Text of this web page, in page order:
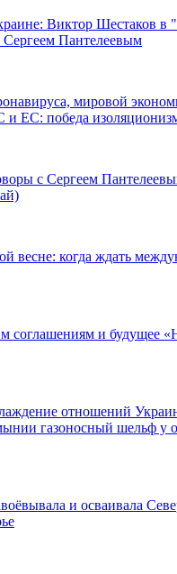
Виктор Шестаков в
Сергеем Пантелеевым
мировой
ЕС: победа
с Сергеем
весне: когда ждать
соглашениям и будущее
отношений
газоносный шельф у
и осваивала